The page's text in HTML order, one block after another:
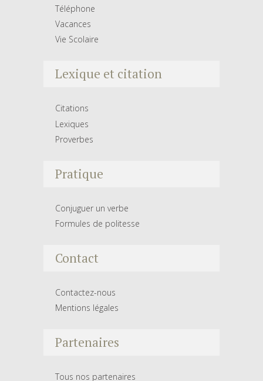
Téléphone
Vacances
Vie Scolaire
Lexique et citation
Citations
Lexiques
Proverbes
Pratique
Conjuguer un verbe
Formules de politesse
Contact
Contactez-nous
Mentions légales
Partenaires
Tous nos partenaires